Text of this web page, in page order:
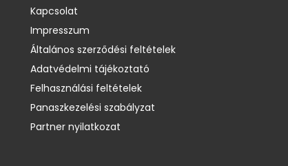
Kapcsolat
Impresszum
Általános szerződési feltételek
Adatvédelmi tájékoztató
Felhasználási feltételek
Panaszkezelési szabályzat
Partner nyilatkozat